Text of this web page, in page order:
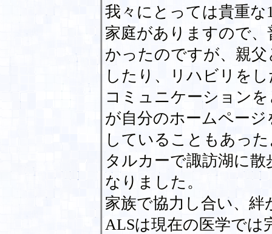
我々にとっては貴重
家庭がありますので
かったのですが、親
したり、リハビリを
コミュニケーション
が自分のホームペー
していることもあっ
タルカーで諏訪湖に
なりました。
家族で協力し合い、
ALSは現在の医学では